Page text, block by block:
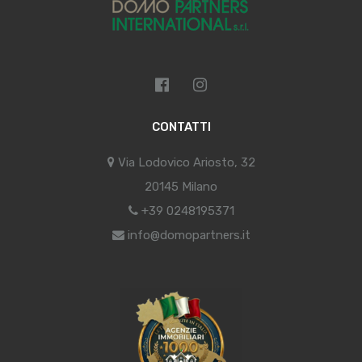
CONTATTI
Via Lodovico Ariosto, 32
20145 Milano
+39 0248195371
info@domopartners.it